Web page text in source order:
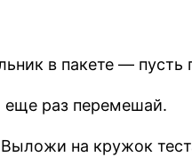
в пакете — пусть
еще раз перемешай.
на кружок